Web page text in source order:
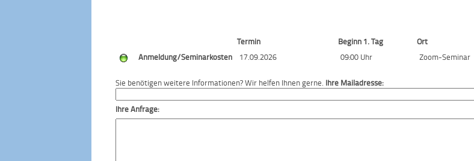
Termin Beginn 1. Tag Ort
Anmeldung/Seminarkosten
17.09.2026 09:00 Uhr Zoom-Seminar
Sie benötigen weitere Informationen? Wir helfen Ihnen gerne. Ihre Mailadresse:
Ihre Anfrage: